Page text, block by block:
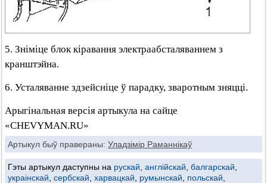
5. Зніміце блок кіравання электраабсталяваннем з
кранштэйна.
6. Усталяванне здзейсніце ў парадку, зваротным зняцці.
Арыгінальная версія артыкула на сайце
«CHEVYMAN.RU»
Артыкул быў правераны: Уладзімір Раманнікаў
Гэты артыкул даступны на рускай англійскай балгарскай
украінскай сербскай харвацкай румынскай польскай